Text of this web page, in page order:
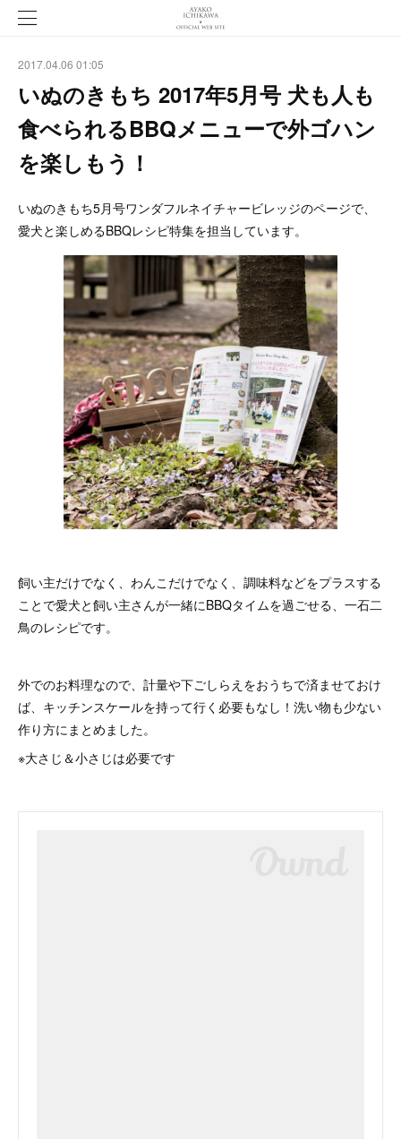
2017.04.06 01:05
いぬのきもち 2017年5月号 犬も人も
食べられるBBQメニューで外ゴハン
を楽しもう！
いぬのきもち5月号ワンダフルネイチャービレッジのページで、
愛犬と楽しめるBBQレシピ特集を担当しています。
飼い主だけでなく、わんこだけでなく、調味料などをプラスする
ことで愛犬と飼い主さんが一緒にBBQタイムを過ごせる、一石二
鳥のレシピです。
外でのお料理なので、計量や下ごしらえをおうちで済ませておけ
ば、キッチンスケールを持って行く必要もなし！洗い物も少ない
作り方にまとめました。
※大さじ＆小さじは必要です